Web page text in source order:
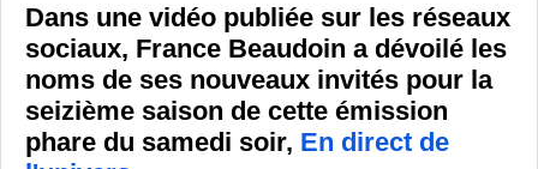
Dans une vidéo publiée sur les réseaux
sociaux, France Beaudoin a dévoilé les
noms de ses nouveaux invités pour la
seizième saison de cette émission
phare du samedi soir, En direct de